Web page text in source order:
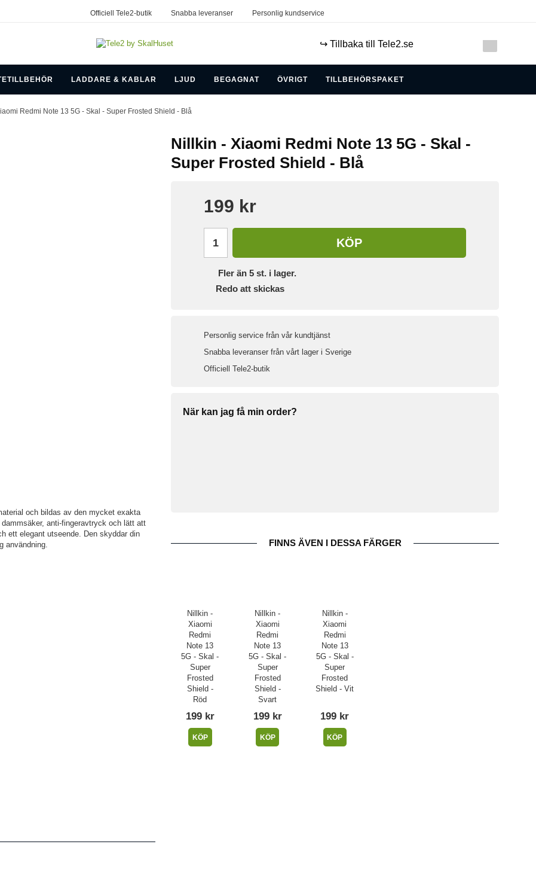
Officiell Tele2-butik Snabba leveranser Personlig kundservice
↪️ Tillbaka till Tele2.se
LADDARE & KABLAR LJUD BEGAGNAT ÖVRIGT TILLBEHÖRSPAKET
Redmi Note 13 5G - Skal - Super Frosted Shield - Blå
Nillkin - Xiaomi Redmi Note 13 5G - Skal -
Super Frosted Shield - Blå
199 kr
KÖP
Fler än 5 st. i lager.
Redo att skickas
Personlig service från vår kundtjänst
Snabba leveranser från vårt lager i Sverige
Officiell Tele2-butik
När kan jag få min order?
FINNS ÄVEN I DESSA FÄRGER
Nillkin -
Xiaomi
Redmi
Note 13
5G - Skal -
Super
Frosted
Shield -
Röd
199 kr
KÖP
Nillkin -
Xiaomi
Redmi
Note 13
5G - Skal -
Super
Frosted
Shield -
Svart
199 kr
KÖP
Nillkin -
Xiaomi
Redmi
Note 13
5G - Skal -
Super
Frosted
Shield - Vit
199 kr
KÖP
och bildas av den mycket exakta
anti-fingeravtryck och lätt att
ett elegant utseende. Den skyddar din
användning.